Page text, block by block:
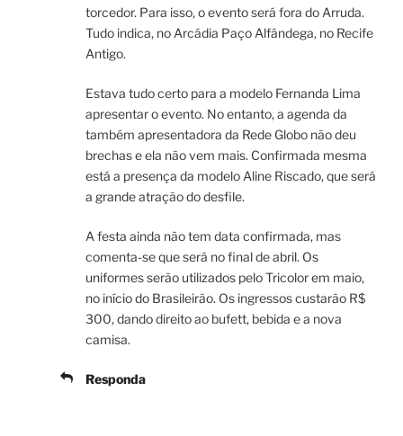
torcedor. Para isso, o evento será fora do Arruda.
Tudo indica, no Arcádia Paço Alfândega, no Recife
Antigo.
Estava tudo certo para a modelo Fernanda Lima
apresentar o evento. No entanto, a agenda da
também apresentadora da Rede Globo não deu
brechas e ela não vem mais. Confirmada mesma
está a presença da modelo Aline Riscado, que será
a grande atração do desfile.
A festa ainda não tem data confirmada, mas
comenta-se que será no final de abril. Os
uniformes serão utilizados pelo Tricolor em maio,
no início do Brasileirão. Os ingressos custarão R$
300, dando direito ao bufett, bebida e a nova
camisa.
Responda